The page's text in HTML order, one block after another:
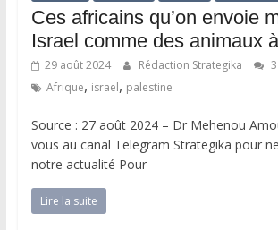
Ces africains qu’on envoie
Israel comme des animaux
29 août 2024 Rédaction Strategika
Afrique, israel, palestine
Source : 27 août 2024 – Dr Mehenou
vous au canal Telegram Strategika pour
notre actualité Pour
Lire la suite